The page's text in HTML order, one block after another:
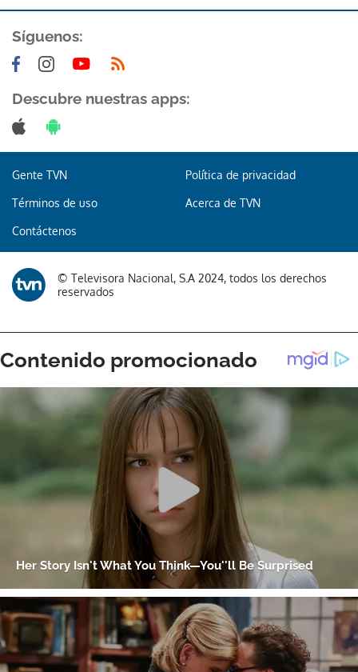
Gracias por suscribirte a nuestro boletín.
Síguenos:
Descubre nuestras apps:
Gente TVN Política de privacidad
Términos de uso Acerca de TVN
Contáctenos
© Televisora Nacional, S.A 2024, todos los derechos
reservados